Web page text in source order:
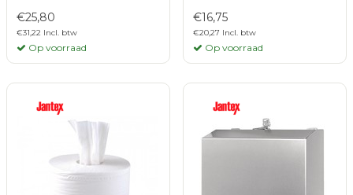
€25,80
€31,22 Incl. btw
Op voorraad
€16,75
€20,27 Incl. btw
Op voorraad